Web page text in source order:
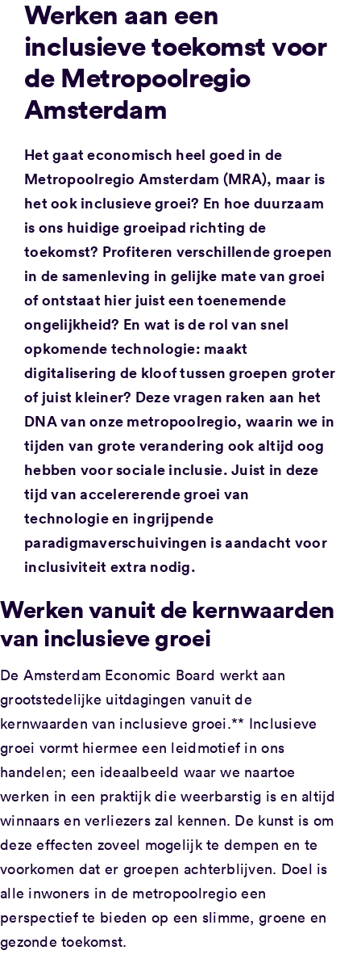
Werken aan een
inclusieve toekomst voor
de Metropoolregio
Amsterdam
Het gaat economisch heel goed in de
Metropoolregio Amsterdam (MRA), maar is
het ook inclusieve groei? En hoe duurzaam
is ons huidige groeipad richting de
toekomst? Profiteren verschillende groepen
in de samenleving in gelijke mate van groei
of ontstaat hier juist een toenemende
ongelijkheid? En wat is de rol van snel
opkomende technologie: maakt
digitalisering de kloof tussen groepen groter
of juist kleiner? Deze vragen raken aan het
DNA van onze metropoolregio, waarin we in
tijden van grote verandering ook altijd oog
hebben voor sociale inclusie. Juist in deze
tijd van accelererende groei van
technologie en ingrijpende
paradigmaverschuivingen is aandacht voor
inclusiviteit extra nodig.
Werken vanuit de kernwaarden
van inclusieve groei
De Amsterdam Economic Board werkt aan
grootstedelijke uitdagingen vanuit de
kernwaarden van inclusieve groei.** Inclusieve
groei vormt hiermee een leidmotief in ons
handelen; een ideaalbeeld waar we naartoe
werken in een praktijk die weerbarstig is en altijd
winnaars en verliezers zal kennen. De kunst is om
deze effecten zoveel mogelijk te dempen en te
voorkomen dat er groepen achterblijven. Doel is
alle inwoners in de metropoolregio een
perspectief te bieden op een slimme, groene en
gezonde toekomst.